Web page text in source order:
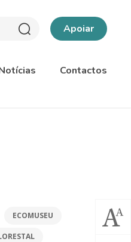
Apoiar
Contactos
ECOMUSEU